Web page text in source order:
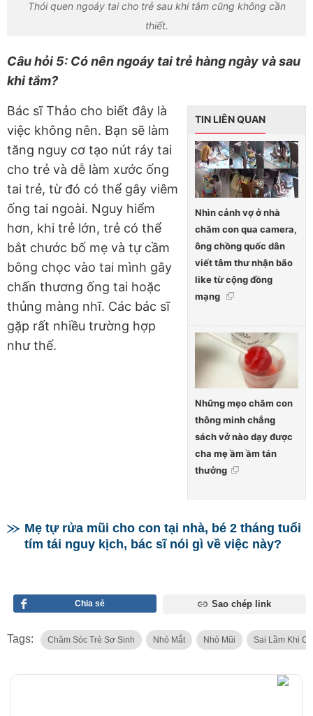
Thói quen ngoáy tai cho trẻ sau khi tắm cũng không cần
thiết.
Câu hỏi 5: Có nên ngoáy tai trẻ hàng ngày và sau
khi tắm?
TIN LIÊN QUAN
Nhìn cảnh vợ ở nhà
chăm con qua camera,
ông chồng quốc dân
viết tâm thư nhận bão
like từ cộng đồng
mạng
Những mẹo chăm con
thông minh chẳng
sách vở nào dạy được
cha mẹ ầm ầm tán
thưởng
Bác sĩ Thảo cho biết đây là
việc không nên. Bạn sẽ làm
tăng nguy cơ tạo nút ráy tai
cho trẻ và dễ làm xước ống
tai trẻ, từ đó có thể gây viêm
ống tai ngoài. Nguy hiểm
hơn, khi trẻ lớn, trẻ có thể
bắt chước bố mẹ và tự cầm
bông chọc vào tai mình gây
chấn thương ống tai hoặc
thủng màng nhĩ. Các bác sĩ
gặp rất nhiều trường hợp
như thế.
Mẹ tự rửa mũi cho con tại nhà, bé 2 tháng tuổi
tím tái nguy kịch, bác sĩ nói gì về việc này?
Chia sẻ Sao chép link
Tags: Chăm Sóc Trẻ Sơ Sinh Nhỏ Mắt Nhỏ Mũi Sai Lầm Khi